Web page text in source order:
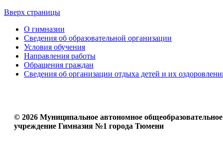
Вверх страницы
О гимназии
Сведения об образовательной организации
Условия обучения
Направления работы
Обращения граждан
Сведения об организации отдыха детей и их
© 2026 Муниципальное автономное общеобразовательное
учреждение Гимназия №1 города Тюмени